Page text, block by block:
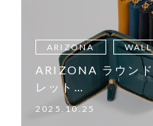
ARIZONA
ARIZONA ラウン
レット…
2025.10.25